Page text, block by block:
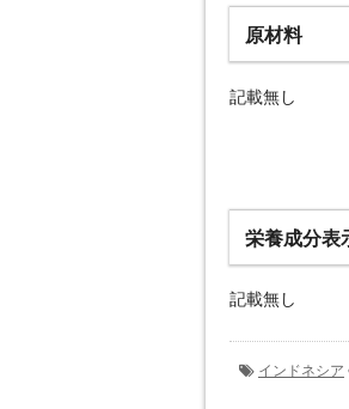
原材料
記載無し
栄養成分表
記載無し
インドネシア